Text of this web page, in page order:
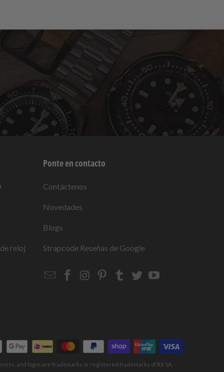
reloj
Ponte en contacto
Contáctenos
Novedades
Blogs
Strapcode Reseñas de Google
EmailStrapcode
Strapcode
Strapcode
Strapcode
Strapcode
and logos are trademarks or registered trademarks of RX SA,